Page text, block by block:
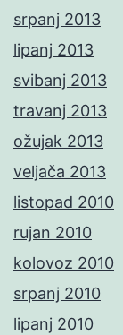
srpanj 2013
lipanj 2013
svibanj 2013
travanj 2013
ožujak 2013
veljača 2013
listopad 2010
rujan 2010
kolovoz 2010
srpanj 2010
lipanj 2010